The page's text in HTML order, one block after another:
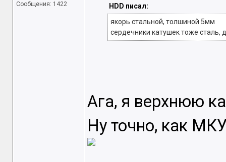
Сообщения: 1422
HDD писал:
якорь стальной, толшиной 5мм
сердечники катушек тоже сталь,
Ага, я верхнюю
Ну точно, как